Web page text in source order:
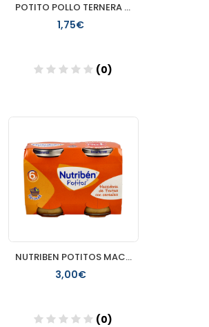
POTITO POLLO TERNERA CON VERDURITAS 235GR
1,75€
(0)
NUTRIBEN POTITOS MACEDONIA DE FRUTAS CON CEREALES 2 X 190G
3,00€
(0)